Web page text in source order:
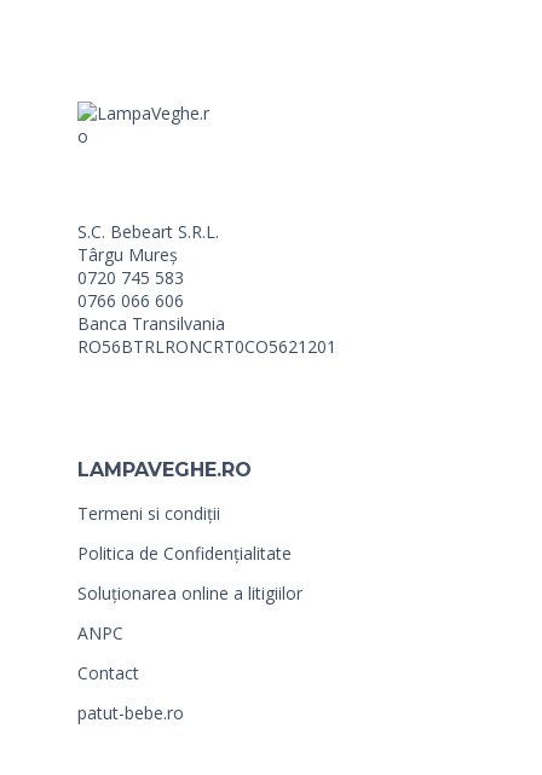
S.C. Bebeart S.R.L.
Târgu Mureș
0720 745 583
0766 066 606
Banca Transilvania
RO56BTRLRONCRT0CO5621201
LAMPAVEGHE.RO
Termeni si condiții
Politica de Confidențialitate
Soluționarea online a litigiilor
ANPC
Contact
patut-bebe.ro